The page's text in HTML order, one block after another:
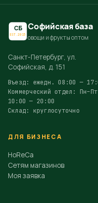
СБ
EST.2015
Софийская база
овощи и фрукты оптом
Санкт-Петербург, ул.
Софийская, д. 151
Въезд: ежедн. 08:00 —
Коммерческий отдел: Пн–Пт
10:00 — 20:00
Склад: круглосуточно
ДЛЯ БИЗНЕСА
HoReCa
Сетям магазинов
Моя заявка